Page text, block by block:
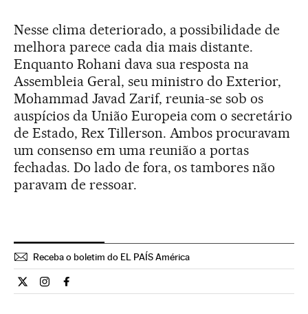
Nesse clima deteriorado, a possibilidade de
melhora parece cada dia mais distante.
Enquanto Rohani dava sua resposta na
Assembleia Geral, seu ministro do Exterior,
Mohammad Javad Zarif, reunia-se sob os
auspícios da União Europeia com o secretário
de Estado, Rex Tillerson. Ambos procuravam
um consenso em uma reunião a portas
fechadas. Do lado de fora, os tambores não
paravam de ressoar.
Receba o boletim do EL PAÍS América
Internacional El País Brasil en Twitter
Internacional El País Brasil en Instagram
Internacional El País Brasil en Facebook